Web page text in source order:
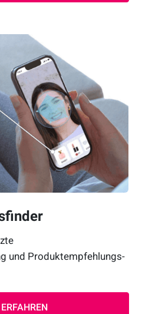
und Produktempfehlungs-